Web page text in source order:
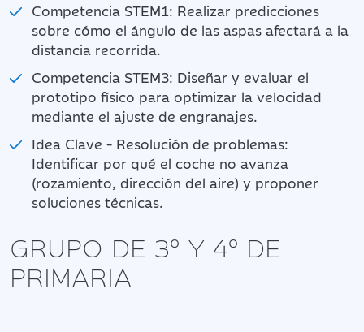
Competencia STEM1: Realizar predicciones
sobre cómo el ángulo de las aspas afectará a la
distancia recorrida.
Competencia STEM3: Diseñar y evaluar el
prototipo físico para optimizar la velocidad
mediante el ajuste de engranajes.
Idea Clave - Resolución de problemas:
Identificar por qué el coche no avanza
(rozamiento, dirección del aire) y proponer
soluciones técnicas.
GRUPO DE 3º Y 4º DE
PRIMARIA